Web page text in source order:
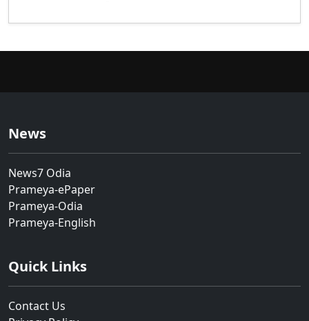
News
News7 Odia
Prameya-ePaper
Prameya-Odia
Prameya-English
Quick Links
Contact Us